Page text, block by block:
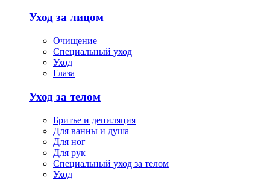
Уход за лицом
Очищение
Специальный уход
Уход
Глаза
Уход за телом
Бритье и депиляция
Для ванны и душа
Для ног
Для рук
Специальный уход за телом
Уход